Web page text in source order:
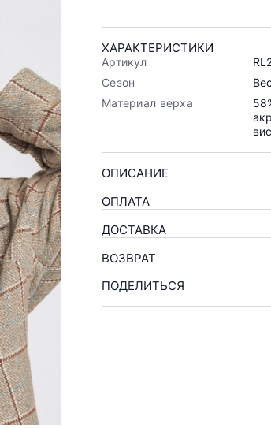
ХАРАКТЕРИСТИКИ
Артикул
Сезон
Материал верха
ОПИСАНИЕ
ОПЛАТА
ДОСТАВКА
ВОЗВРАТ
ПОДЕЛИТЬСЯ